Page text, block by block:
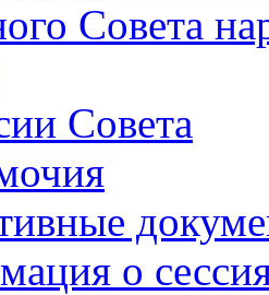
Совета
Совета
о